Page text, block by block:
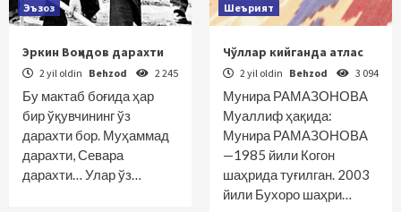
Эъзоз
Эркин Воҳидов дарахти
2 yil oldin Behzod 2 245
Бу мактаб боғида ҳар
бир ўқувчининг ўз
дарахти бор. Муҳаммад
дарахти, Севара
дарахти… Улар ўз…
Шеърият
Чўллар кийганда атлас
2 yil oldin Behzod 3 094
Мунира РАМАЗОНОВА
Муаллиф ҳақида:
Мунира РАМАЗОНОВА
—1985 йили Когон
шаҳрида туғилган. 2003
йили Бухоро шаҳри…